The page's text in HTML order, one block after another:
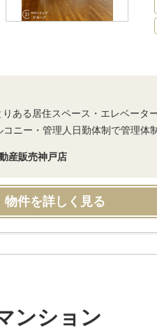
ある居住スペース・エレベータ
ニー・管理人日勤体制で管理体
産販売神戸店
物件を詳しく見る
ンション